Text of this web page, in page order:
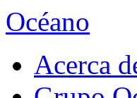
Océano
Acerca